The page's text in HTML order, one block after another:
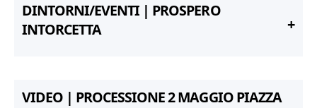
DINTORNI/EVENTI | PROSPERO
INTORCETTA
VIDEO | PROCESSIONE 2 MAGGIO PIAZZA